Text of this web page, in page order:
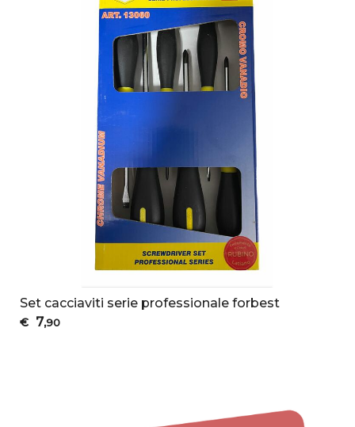
Set cacciaviti serie professionale forbest
€ 7,90